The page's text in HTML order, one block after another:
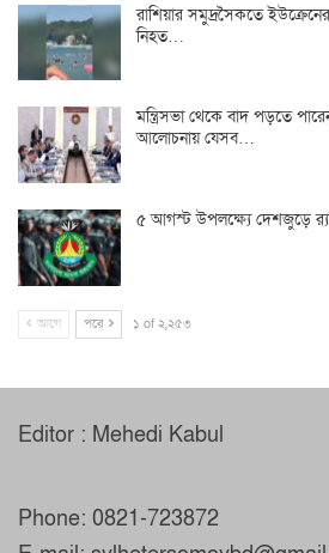
রাশিয়ার সমুদ্রসৈকতে
নিহত…
মন্ত্রিসভা থেকে বাদ পড়তে
আলোচনায় যেসব…
৫ আগস্ট উপলক্ষ্যে দেশজুড়ে
আগে পরে ১ of ২,২৫৩
Editor : Mehedi Kabul
Phone: 0821-723872